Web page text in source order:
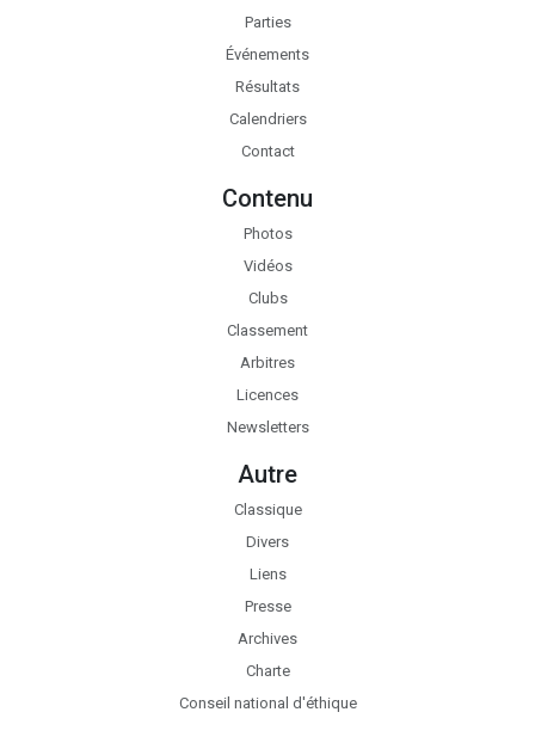
Parties
Événements
Résultats
Calendriers
Contact
Contenu
Photos
Vidéos
Clubs
Classement
Arbitres
Licences
Newsletters
Autre
Classique
Divers
Liens
Presse
Archives
Charte
Conseil national d'éthique